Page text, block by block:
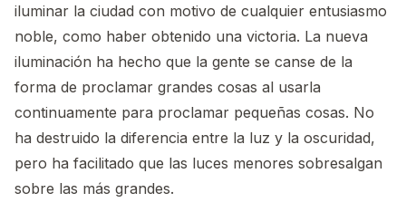
iluminar la ciudad con motivo de cualquier entusiasmo
noble, como haber obtenido una victoria. La nueva
iluminación ha hecho que la gente se canse de la
forma de proclamar grandes cosas al usarla
continuamente para proclamar pequeñas cosas. No
ha destruido la diferencia entre la luz y la oscuridad,
pero ha facilitado que las luces menores sobresalgan
sobre las más grandes.